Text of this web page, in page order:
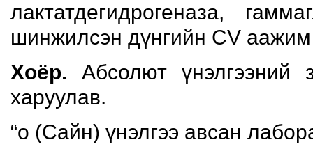
лактатдегидрогеназа,
шинжилсэн дүнгийн CV
Хоёр. Абсолют үнэлгээний
харуулав.
“o (Сайн) үнэлгээ авсан